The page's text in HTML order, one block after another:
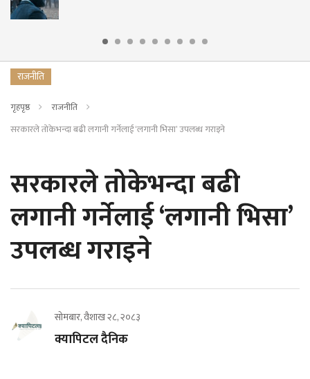
राजनीति
गृहपृष्ठ
राजनीति
सरकारले तोकेभन्दा बढी लगानी गर्नेलाई ‘लगानी भिसा’ उपलब्ध गराइने
सरकारले तोकेभन्दा बढी
लगानी गर्नेलाई ‘लगानी भिसा’
उपलब्ध गराइने
सोमबार, वैशाख २८, २०८३
क्यापिटल दैनिक